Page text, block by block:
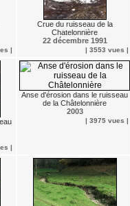
|
Crue du ruisseau de la
Chatelonnière
22 décembre 1991
| 3553 vues |
|
Anse d'érosion dans le ruisseau
de la Châtelonnière
2003
| 3975 vues |